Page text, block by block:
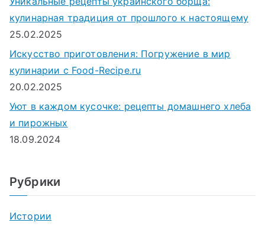
кулинарная традиция от прошлого к настоящему
25.02.2025
Искусство приготовления: Погружение в мир
кулинарии с Food-Recipe.ru
20.02.2025
Уют в каждом кусочке: рецепты домашнего хлеба
и пирожных
18.09.2024
Рубрики
Истории